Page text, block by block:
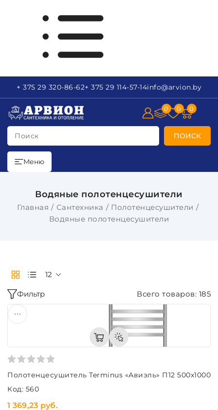
+ 375 29 320-86-62+ 375 29 114-57-14info@arvion.by
Поиск ПОИСК
0 0 0
Меню
Водяные полотенцесушители
Главная Сантехника
Полотенцесушители
Водяные полотенцесушители
Фильтр Всего товаров: 185
12
Полотенцесушитель Terminus «Авиэль» П12 500х1000
Код: 560
1 369,23 руб.